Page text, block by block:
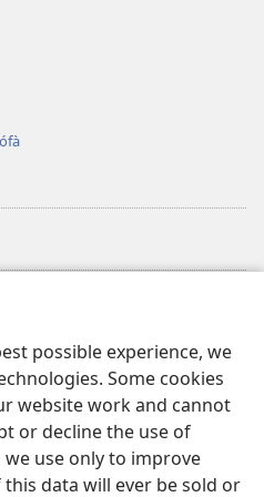
possible experience, we
Some cookies
website work and cannot
or decline the use of
use only to improve
data will ever be sold or
Watchtower™